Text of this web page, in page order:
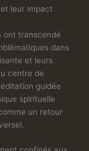
leur impact
ont transcendé
dans
et leurs
centre de
guidée
spirituelle
un retour